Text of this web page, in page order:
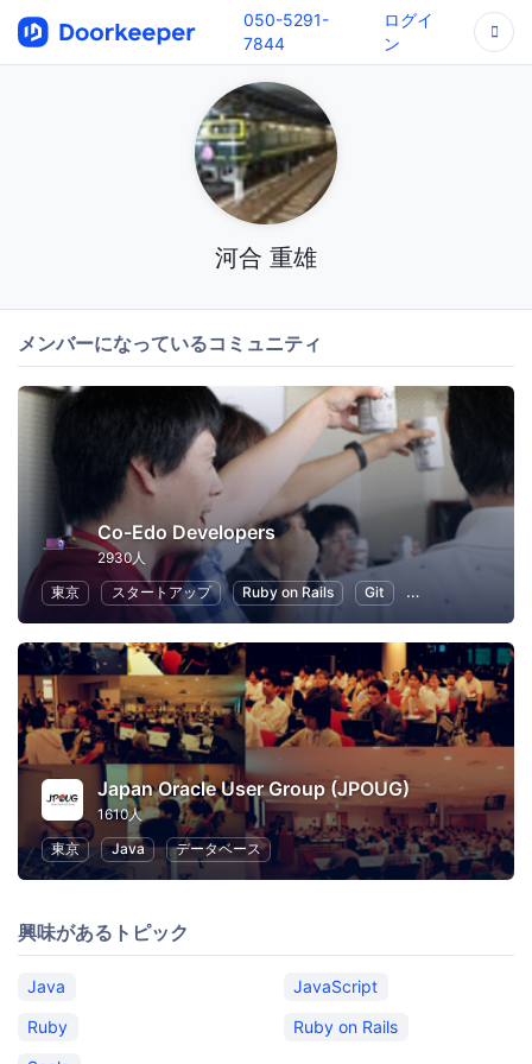
050-5291-
7844
ログイ
ン
河合 重雄
メンバーになっているコミュニティ
Co-Edo Developers
2930人
東京
スタートアップ Ruby on Rails Git プログラミング
Japan Oracle User Group (JPOUG)
1610人
東京
Java データベース
興味があるトピック
Java
JavaScript
Ruby
Ruby on Rails